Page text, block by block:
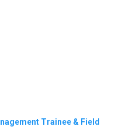
Trainee & Field